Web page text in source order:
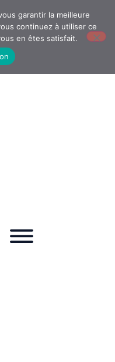
garantir la meilleure
continuez à utiliser ce
en êtes satisfait.